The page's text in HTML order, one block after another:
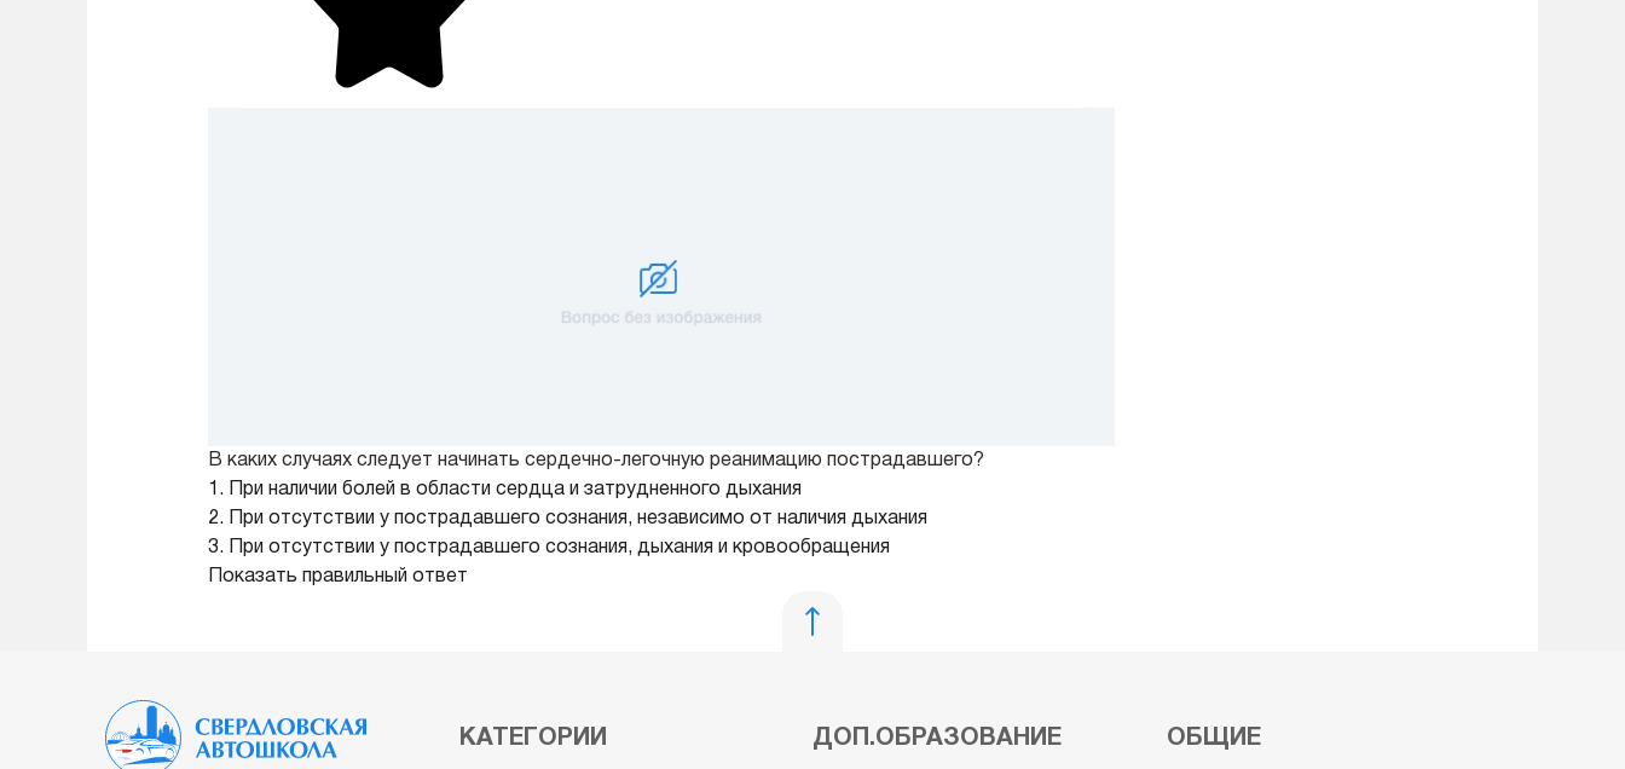
В каких случаях следует начинать сердечно-легочную реанимацию пострадавшего?
1. При наличии болей в области сердца и затрудненного дыхания
2. При отсутствии у пострадавшего сознания, независимо от наличия дыхания
3. При отсутствии у пострадавшего сознания, дыхания и кровообращения
Показать правильный ответ
КАТЕГОРИИ ДОП.ОБРАЗОВАНИЕ ОБЩИЕ